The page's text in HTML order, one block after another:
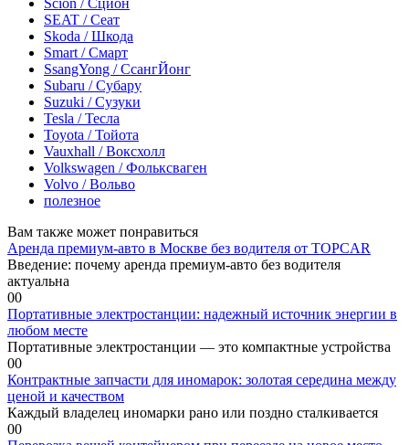
Scion / Сцион
SEAT / Сеат
Skoda / Шкода
Smart / Смарт
SsangYong / СсангЙонг
Subaru / Субару
Suzuki / Сузуки
Tesla / Тесла
Toyota / Тойота
Vauxhall / Воксхолл
Volkswagen / Фольксваген
Volvo / Вольво
полезное
Вам также может понравиться
Аренда премиум-авто в Москве без водителя от TOPCAR
Введение: почему аренда премиум-авто без водителя
актуальна
00
Портативные электростанции: надежный источник энергии в
любом месте
Портативные электростанции — это компактные устройства
00
Контрактные запчасти для иномарок: золотая середина между
ценой и качеством
Каждый владелец иномарки рано или поздно сталкивается
00